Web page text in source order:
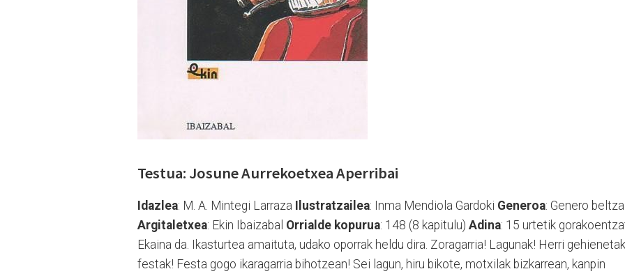
Testua: Josune Aurrekoetxea Aperribai
Idazlea: M. A. Mintegi Larraza Ilustratzailea: Inma Mendiola Gardoki Generoa: Genero beltza
Argitaletxea: Ekin Ibaizabal Orrialde kopurua: 148 (8 kapitulu) Adina: 15 urtetik
Ekaina da. Ikasturtea amaituta, udako oporrak heldu dira. Zoragarria! Lagunak! Herri
festak! Festa gogo ikaragarria bihotzean! Sei lagun, hiru bikote, motxilak bizkarrean, kanpin